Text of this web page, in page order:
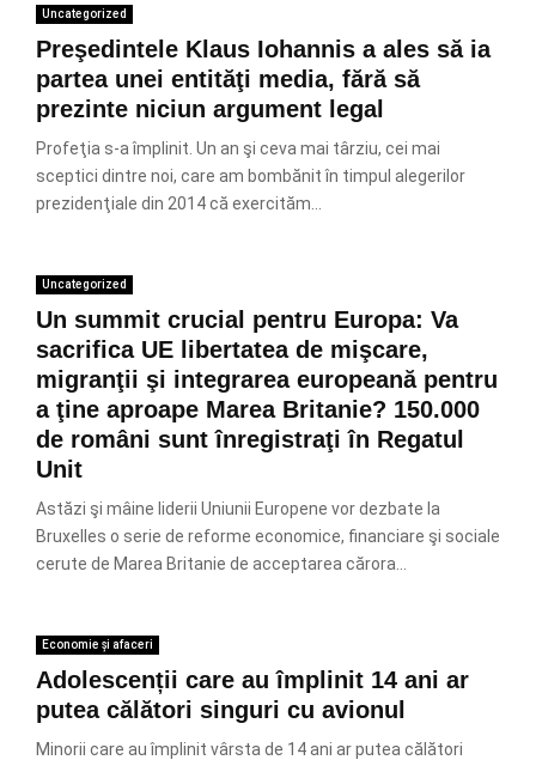
Uncategorized
Preşedintele Klaus Iohannis a ales să ia
partea unei entităţi media, fără să
prezinte niciun argument legal
Profeţia s-a împlinit. Un an şi ceva mai târziu, cei mai
sceptici dintre noi, care am bombănit în timpul alegerilor
prezidenţiale din 2014 că exercităm...
Uncategorized
Un summit crucial pentru Europa: Va
sacrifica UE libertatea de mişcare,
migranţii şi integrarea europeană pentru
a ţine aproape Marea Britanie? 150.000
de români sunt înregistraţi în Regatul
Unit
Astăzi şi mâine liderii Uniunii Europene vor dezbate la
Bruxelles o serie de reforme economice, financiare şi sociale
cerute de Marea Britanie de acceptarea cărora...
Economie și afaceri
Adolescenții care au împlinit 14 ani ar
putea călători singuri cu avionul
Minorii care au împlinit vârsta de 14 ani ar putea călători